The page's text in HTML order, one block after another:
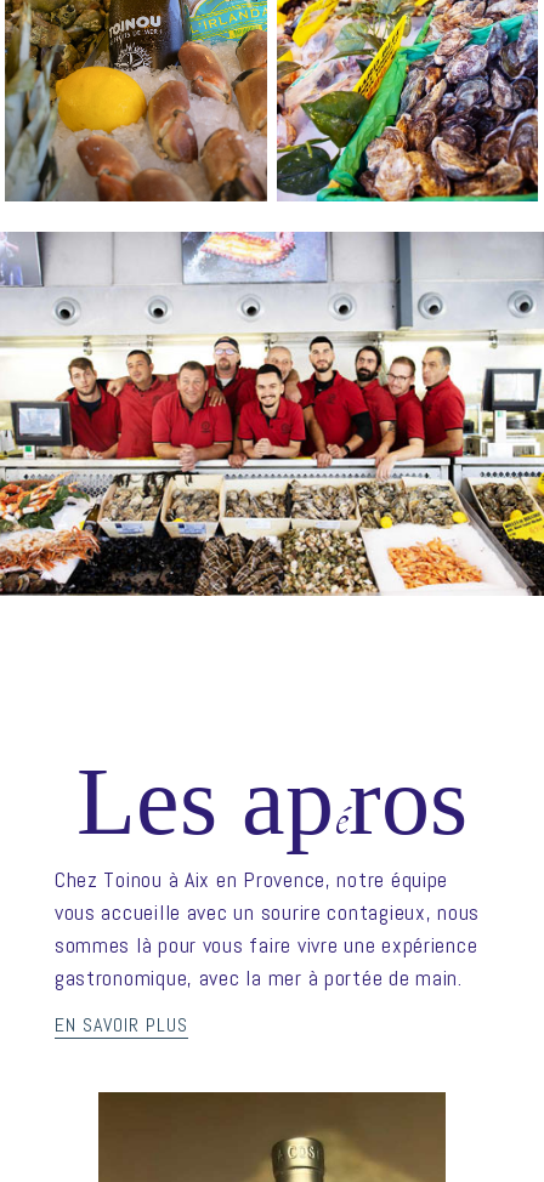
Les apéros
Chez Toinou à Aix en Provence, notre équipe
vous accueille avec un sourire contagieux, nous
sommes là pour vous faire vivre une expérience
gastronomique, avec la mer à portée de main.
EN SAVOIR PLUS